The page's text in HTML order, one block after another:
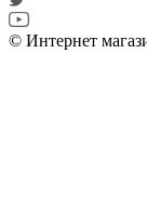
© Интернет